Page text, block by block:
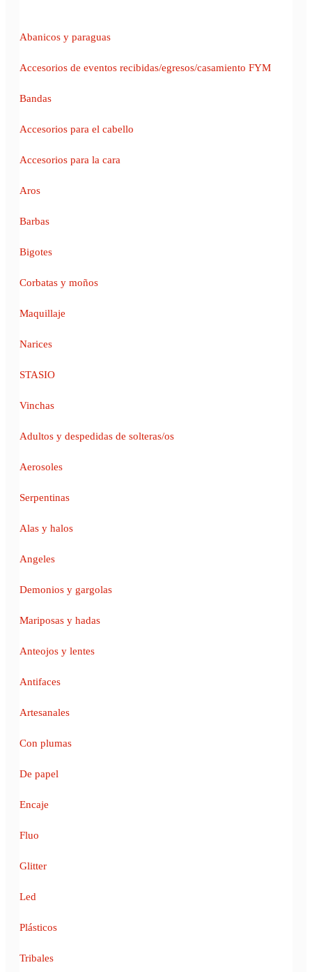
Abanicos y paraguas
Accesorios de eventos recibidas/egresos/casamiento FYM
Bandas
Accesorios para el cabello
Accesorios para la cara
Aros
Barbas
Bigotes
Corbatas y moños
Maquillaje
Narices
STASIO
Vinchas
Adultos y despedidas de solteras/os
Aerosoles
Serpentinas
Alas y halos
Angeles
Demonios y gargolas
Mariposas y hadas
Anteojos y lentes
Antifaces
Artesanales
Con plumas
De papel
Encaje
Fluo
Glitter
Led
Plásticos
Tribales